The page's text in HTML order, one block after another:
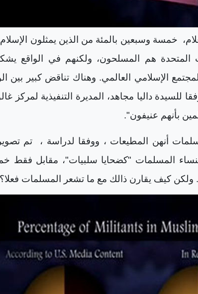
خمسة وسبعين بالمئة من الذين يمثلون
المتحدة هم المسلحون، ولكنهم في الواقع
الإسلامي العالمي. وهناك تناقض كبير بين
للسيدة داليا مجاهد، المديرة التنفيذية لمركز
بأنهم عنيفون".
أنهن المطيعات ، ووفقا لدراسة ،
تم
المسلمات "كضحايا سلبيات"، مقابل فقط
ولكن كيف يقارن ذالك مع ما تشعر المسلمات فعلا؟